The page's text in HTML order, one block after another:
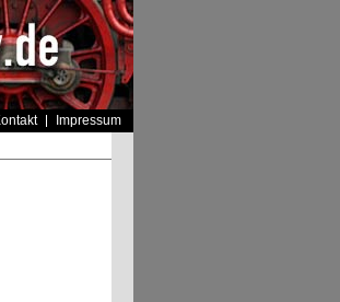
Impressum